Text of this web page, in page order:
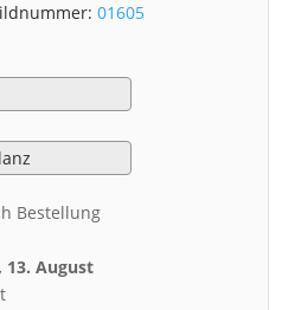
01605
Bestellung
13. August